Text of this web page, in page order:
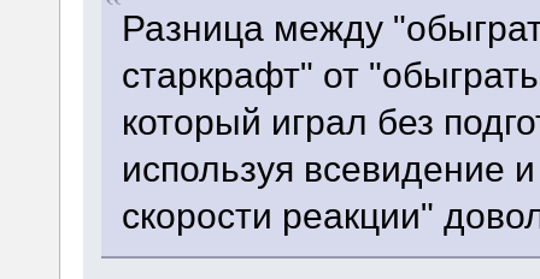
Разница между
старкрафт" от
который играл без
используя всевидение
скорости реакции"